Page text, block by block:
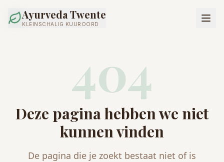
Ayurveda Twente
KLEINSCHALIG KUUROORD
404
Deze pagina hebben we niet
kunnen vinden
De pagina die je zoekt bestaat niet of is